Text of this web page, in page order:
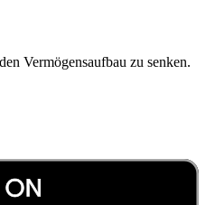
Vermögensaufbau zu senken.